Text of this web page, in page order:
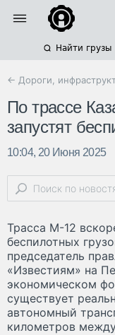
Найти грузы
← Дороги,
По трассе
запустят
10:04, 20 Июня 2025
Трасса М-12
беспилотных
председатель
«Известиям» на
экономическом
существует
автономный
километров